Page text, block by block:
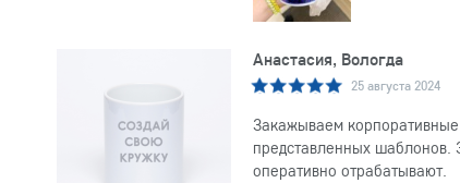
Анастасия, Вологда
25 августа 2024
Закажываем
представленных шаблонов.
оперативно отрабатывают.